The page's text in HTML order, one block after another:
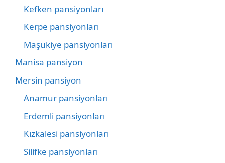
Kefken pansiyonları
Kerpe pansiyonları
Maşukiye pansiyonları
Manisa pansiyon
Mersin pansiyon
Anamur pansiyonları
Erdemli pansiyonları
Kızkalesi pansiyonları
Silifke pansiyonları